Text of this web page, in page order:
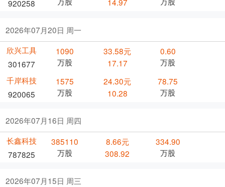
920258
14.97
2026年07月20日 周一
欣兴工具
301677
1090
万股
33.58元
17.17
0.60
万股
千岸科技
920065
1575
万股
24.30元
10.28
78.75
万股
2026年07月16日 周四
长鑫科技
787825
385110
万股
8.66元
308.92
334.90
万股
2026年07月15日 周三